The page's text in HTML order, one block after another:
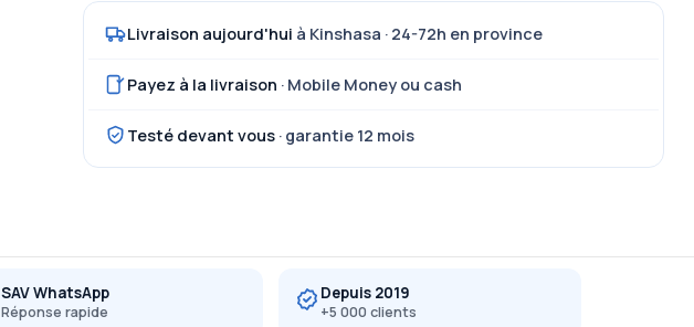
Livraison aujourd'hui à Kinshasa · 24-72h en province
Payez à la livraison · Mobile Money ou cash
Testé devant vous· garantie 12 mois
SAV WhatsApp
Réponse rapide
Depuis 2019
+5 000 clients